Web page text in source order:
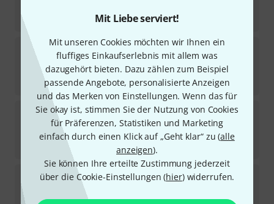
Mit Liebe serviert!
Mit unseren Cookies möchten wir Ihnen ein
fluffiges Einkaufserlebnis mit allem was
dazugehört bieten. Dazu zählen zum Beispiel
passende Angebote, personalisierte Anzeigen
und das Merken von Einstellungen. Wenn das für
Sie okay ist, stimmen Sie der Nutzung von Cookies
für Präferenzen, Statistiken und Marketing
einfach durch einen Klick auf „Geht klar“ zu (alle
anzeigen).
Sie können Ihre erteilte Zustimmung jederzeit
über die Cookie-Einstellungen (hier) widerrufen.
21,50€
Schott Scandinavian Fiddle Tunes
In ca. einer Woche lieferbar
21,50€
Schott45 Weihnachtsliedklassiker
2
Sofort lieferbar
SchottKlezmer & Violin
Sofort lieferbar